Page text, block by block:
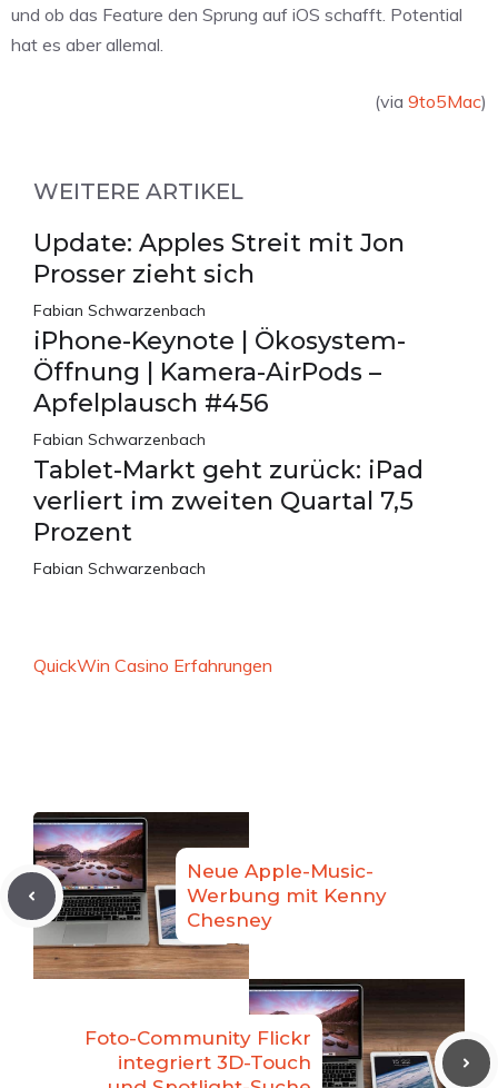
und ob das Feature den Sprung auf iOS schafft. Potential
hat es aber allemal.
(via 9to5Mac)
WEITERE ARTIKEL
Update: Apples Streit mit Jon
Prosser zieht sich
Fabian Schwarzenbach
iPhone-Keynote | Ökosystem-
Öffnung | Kamera-AirPods –
Apfelplausch #456
Fabian Schwarzenbach
Tablet-Markt geht zurück: iPad
verliert im zweiten Quartal 7,5
Prozent
Fabian Schwarzenbach
QuickWin Casino Erfahrungen
Neue Apple-Music-
Werbung mit Kenny
Chesney
Foto-Community Flickr
integriert 3D-Touch